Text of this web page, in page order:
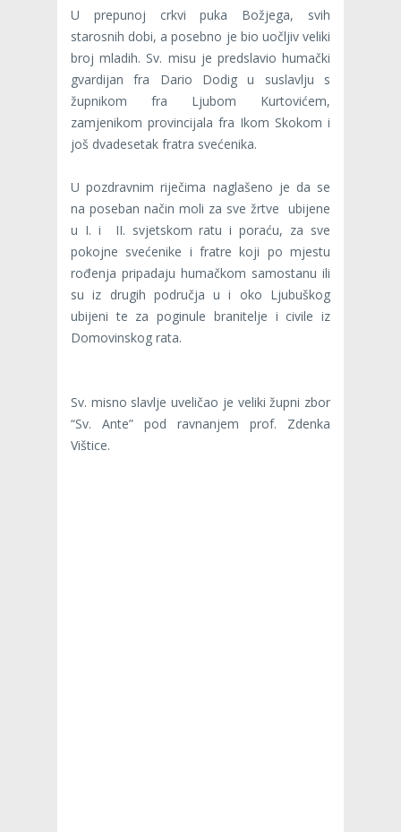
U prepunoj crkvi puka Božjega, svih
starosnih dobi, a posebno je bio uočljiv veliki
broj mladih. Sv. misu je predslavio humački
gvardijan fra Dario Dodig u suslavlju s
župnikom fra Ljubom Kurtovićem,
zamjenikom provincijala fra Ikom Skokom i
još dvadesetak fratra svećenika.
U pozdravnim riječima naglašeno je da se
na poseban način moli za sve žrtve ubijene
u I. i II. svjetskom ratu i poraću, za sve
pokojne svećenike i fratre koji po mjestu
rođenja pripadaju humačkom samostanu ili
su iz drugih područja u i oko Ljubuškog
ubijeni te za poginule branitelje i civile iz
Domovinskog rata.
Sv. misno slavlje uveličao je veliki župni zbor
“Sv. Ante” pod ravnanjem prof. Zdenka
Vištice.